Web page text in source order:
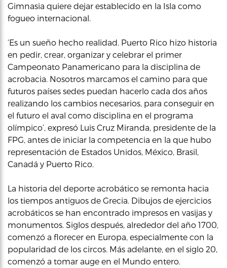
Gimnasia quiere dejar establecido en la Isla como
fogueo internacional.
‘Es un sueño hecho realidad. Puerto Rico hizo historia
en pedir, crear, organizar y celebrar el primer
Campeonato Panamericano para la disciplina de
acrobacia. Nosotros marcamos el camino para que
futuros países sedes puedan hacerlo cada dos años
realizando los cambios necesarios, para conseguir en
el futuro el aval como disciplina en el programa
olímpico’, expresó Luis Cruz Miranda, presidente de la
FPG, antes de iniciar la competencia en la que hubo
representación de Estados Unidos, México, Brasil,
Canadá y Puerto Rico.
La historia del deporte acrobático se remonta hacia
los tiempos antiguos de Grecia. Dibujos de ejercicios
acrobáticos se han encontrado impresos en vasijas y
monumentos. Siglos después, alrededor del año 1700,
comenzó a florecer en Europa, especialmente con la
popularidad de los circos. Más adelante, en el siglo 20,
comenzó a tomar auge en el Mundo entero.